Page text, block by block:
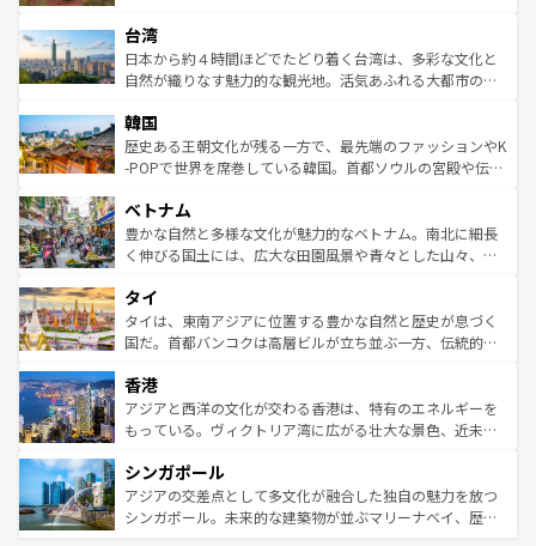
ならではの贅沢な旅のスタイルだ。 なお、新着のアメリカ
情報はコンテンツ一覧を参照してほしい。
れるおもてなしの心で訪れる人々を迎えてくれるハワイの
人々、おいしいローカルフードやハワイアンミュージッ
ク、伝統的なフラダンスなど、すべてがハワイの魅力を彩
ワイを、存分に味わってほしい。 なお、新着のハワイ情報
はコンテンツ一覧を参照してほしい。
リアリーフや大陸中央部にそびえるウルル（エアーズロッ
ク）、タスマニアの美しい原生林やケアンズの熱帯雨林な
ど、見どころがたくさん。また、カフェやワイン、オージ
いる。アクティビティも充実しており、サーフィンやダイ
ビング、ハイキングなど、アウトドア好きにはたまらな
い。オーストラリアの多彩な魅力を存分に味わいつくそ
参照してほしい。
台湾
日本から約４時間ほどでたどり着く台湾は、多彩な文化と
自然が織りなす魅力的な観光地。活気あふれる大都市の台
ン）、静ひつな山岳地帯である台湾東部など、都市の喧騒
と山間の静けさが共存しており、訪れる人に新しい発見と
驚きをもたらしてくれる。また、奥深い台湾の食文化も魅
容にもいいと評判のスイーツなど、バラエティ豊かな料理
が味わえる。 なお、新着の台湾情報は コンテンツ一覧を参
照してほしい。
韓国
歴史ある王朝文化が残る一方で、最先端のファッションやK
-POPで世界を席巻している韓国。首都ソウルの宮殿や伝統
き、地方に足を延ばせば四季折々の自然美を楽しむことが
できる。そして、キムチや焼肉、絶品のストリートフード
まで、さまざまな韓国料理が待っている。夜には、韓国な
リティに包まれながら、韓国の多彩な魅力を心ゆくまで味
わってみてほしい。 なお、新着の韓国情報はコンテンツ一
覧を参照してほしい。
ベトナム
豊かな自然と多様な文化が魅力的なベトナム。南北に細長
く伸びる国土には、広大な田園風景や青々とした山々、世
急速な発展と共に伝統が息づく。ハノイの古い町並みやホ
ーチミン市のフランス統治時代の建物も、独特の雰囲気を
醸し出している。また、バラエティの豊かさとおいしさで
とつ。フォーやバインミー、ベトナムコーヒーなどは、ぜ
ひ現地で味わいたい。どの地域を訪れてもあたたかい人々
が旅行者を迎えてくれるので、きっと忘れられない旅にな
参照してほしい。
タイ
タイは、東南アジアに位置する豊かな自然と歴史が息づく
国だ。首都バンコクは高層ビルが立ち並ぶ一方、伝統的な
の活気が交差している。北部ではチェンマイなどの山岳地
帯で自然と触れ合い、南部ではプーケットやクラビの美し
いビーチでリゾート気分を楽しむことができる。タイ料理
激する。気候は一年中温暖で、どの季節にも異なる楽しみ
が待っている。親しみやすいタイの人々、仏教を中心とし
た文化、そして多様な観光資源が、訪れる旅人を魅了し続
香港
アジアと西洋の文化が交わる香港は、特有のエネルギーを
もっている。ヴィクトリア湾に広がる壮大な景色、近未来
み、どこを訪れても感動するはず。観光スポットが密集し
ており、効率よく見どころを回れるのも魅力。息をのむよ
うな絶景から文化的な体験まで、香港を存分に楽しみ尽く
シンガポール
アジアの交差点として多文化が融合した独自の魅力を放つ
シンガポール。未来的な建築物が並ぶマリーナベイ、歴史